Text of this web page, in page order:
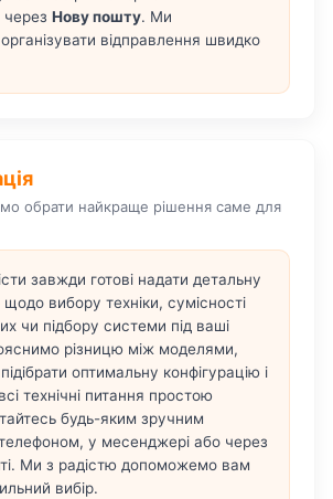
через Нову пошту. Ми
відправлення швидко
обрати найкраще рішення саме для
завжди готові надати детальну
щодо вибору техніки, сумісності
чи підбору системи під ваші
різницю між моделями,
оптимальну конфігурацію і
технічні питання простою
будь-яким зручним
у месенджері або через
Ми з радістю допоможемо вам
вибір.